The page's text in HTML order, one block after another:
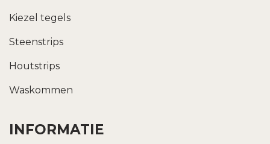
Kiezel tegels
Steenstrips
Houtstrips
Waskommen
INFORMATIE